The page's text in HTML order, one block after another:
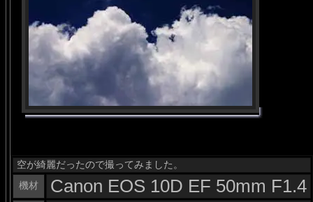
空が綺麗だったので撮ってみました。
機材
Canon EOS 10D EF 50mm F1.4